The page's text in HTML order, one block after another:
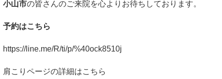
小山市の皆さんのご来院を心よりお待ちしております。
予約はこちら
https://line.me/R/ti/p/%40ock8510j
肩こりページの詳細はこちら